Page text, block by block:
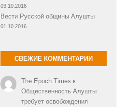
03.10.2016
Вести Русской общины Алушты
01.10.2016
СВЕЖИЕ КОММЕНТАРИИ
The Epoch Times к
Общественность Алушты
требует освобождения